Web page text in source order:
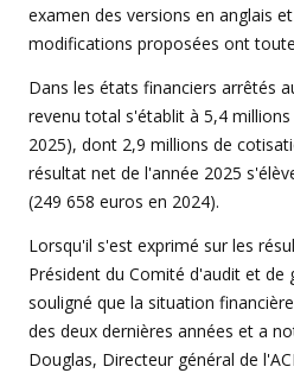
examen des versions en anglais
modifications proposées ont
Dans les états financiers arrêtés
revenu total s'établit à 5,4
2025), dont 2,9 millions de
résultat net de l'année 2025
(249 658 euros en 2024).
Lorsqu'il s'est exprimé sur les
Président du Comité d'audit et de
souligné que la situation
des deux dernières années et a
Douglas, Directeur général de